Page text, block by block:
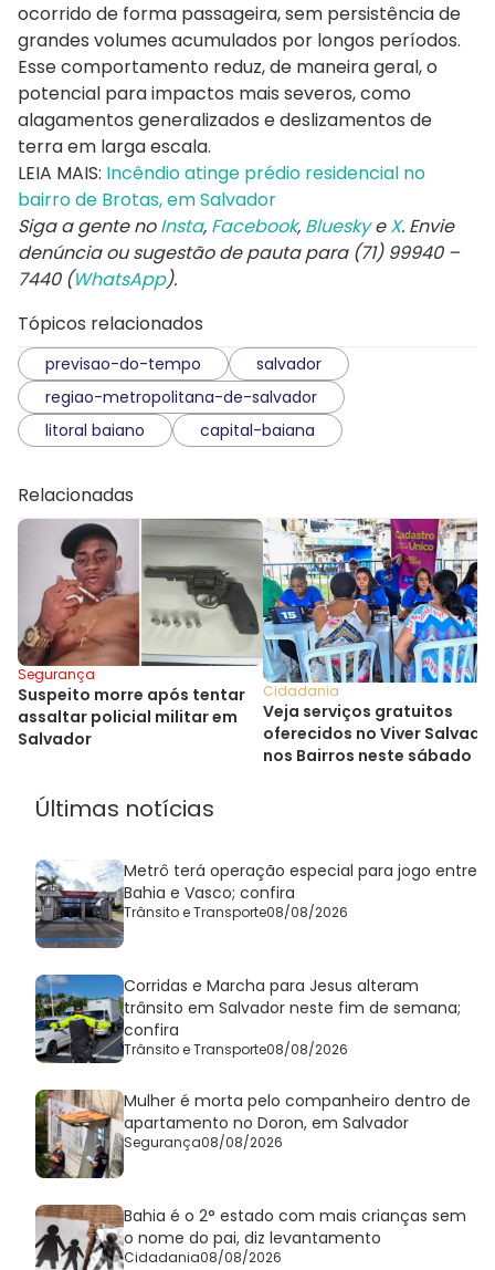
ocorrido de forma passageira, sem persistência de
grandes volumes acumulados por longos períodos.
Esse comportamento reduz, de maneira geral, o
potencial para impactos mais severos, como
alagamentos generalizados e deslizamentos de
terra em larga escala.
LEIA MAIS: Incêndio atinge prédio residencial no
bairro de Brotas, em Salvador
Siga a gente noInsta, Facebook, BlueskyeX. Envie
denúncia ou sugestão de pauta para (71) 99940 –
7440 (WhatsApp).
Tópicos relacionados
previsao-do-tempo
salvador
regiao-metropolitana-de-salvador
litoral baiano
capital-baiana
Relacionadas
Segurança
Suspeito morre após tentar
assaltar policial militar em
Salvador
Cidadania
Veja serviços gratuitos
oferecidos no Viver
nos Bairros neste sábado
Últimas notícias
Metrô terá operação especial para jogo entre
Bahia e Vasco; confira
Trânsito e Transporte08/08/2026
Corridas e Marcha para Jesus alteram
trânsito em Salvador neste fim de semana;
confira
Trânsito e Transporte08/08/2026
Mulher é morta pelo companheiro dentro de
apartamento no Doron, em Salvador
Segurança08/08/2026
Bahia é o 2° estado com mais crianças sem
o nome do pai, diz levantamento
Cidadania08/08/2026